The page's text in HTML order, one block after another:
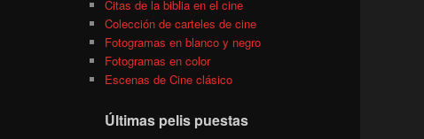
Citas de la biblia en el cine
Colección de carteles de cine
Fotogramas en blanco y negro
Fotogramas en color
Escenas de Cine clásico
Últimas pelis puestas